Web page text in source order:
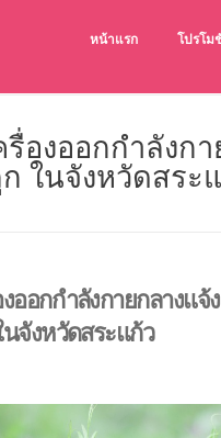
หน้าแรก โปรโม
องออกกำลังก
ในจังหวัดสระ
อกกำลังกายกลางแจ้
จังหวัดสระแก้ว